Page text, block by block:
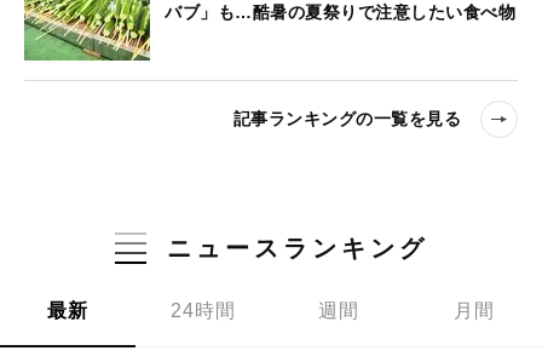
バブ」も…酷暑の夏祭りで注意したい食べ物
記事ランキングの一覧を見る
ニュースランキング
最新 24時間 週間 月間